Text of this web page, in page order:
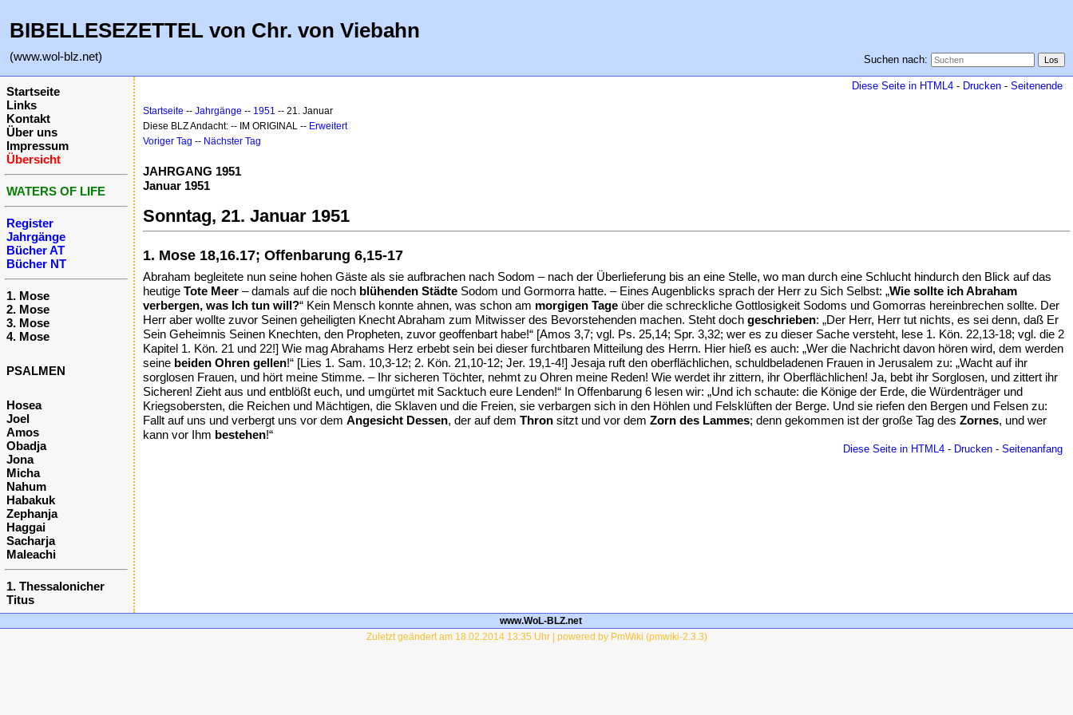
BIBELLESEZETTEL von Chr. von Viebahn
(www.wol-blz.net) Suchen nach:
Startseite
Links
Kontakt
Über uns
Impressum
Übersicht
WATERS OF LIFE
Register
Jahrgänge
Bücher AT
Bücher NT
1. Mose
2. Mose
3. Mose
4. Mose
PSALMEN
Hosea
Joel
Amos
Obadja
Jona
Micha
Nahum
Habakuk
Zephanja
Haggai
Sacharja
Maleachi
1. Thessalonicher
Titus
Diese Seite in HTML4 - Drucken - Seitenende
Startseite -- Jahrgänge -- 1951 -- 21. Januar
Diese BLZ Andacht: -- IM ORIGINAL -- Erweitert
Voriger Tag -- Nächster Tag
JAHRGANG 1951
Januar 1951
Sonntag, 21. Januar 1951
1. Mose 18,16.17; Offenbarung 6,15-17
Abraham begleitete nun seine hohen Gäste als sie aufbrachen nach Sodom – nach der Überlieferung bis an eine Stelle, wo man durch eine Schlucht hindurch den Blick auf das
heutige Tote Meer – damals auf die noch blühenden Städte Sodom und Gormorra hatte. – Eines Augenblicks sprach der Herr zu Sich Selbst: „Wie sollte ich Abraham
verbergen, was Ich tun will?“ Kein Mensch konnte ahnen, was schon am morgigen Tage über die schreckliche Gottlosigkeit Sodoms und Gomorras hereinbrechen sollte. Der
Herr aber wollte zuvor Seinen geheiligten Knecht Abraham zum Mitwisser des Bevorstehenden machen. Steht doch geschrieben: „Der Herr, Herr tut nichts, es sei denn, daß Er
Sein Geheimnis Seinen Knechten, den Propheten, zuvor geoffenbart habe!“ [Amos 3,7; vgl. Ps. 25,14; Spr. 3,32; wer es zu dieser Sache versteht, lese 1. Kön. 22,13-18; vgl. die 2
Kapitel 1. Kön. 21 und 22!] Wie mag Abrahams Herz erbebt sein bei dieser furchtbaren Mitteilung des Herrn. Hier hieß es auch: „Wer die Nachricht davon hören wird, dem werden
seine beiden Ohren gellen!“ [Lies 1. Sam. 10,3-12; 2. Kön. 21,10-12; Jer. 19,1-4!] Jesaja ruft den oberflächlichen, schuldbeladenen Frauen in Jerusalem zu: „Wacht auf ihr
sorglosen Frauen, und hört meine Stimme. – Ihr sicheren Töchter, nehmt zu Ohren meine Reden! Wie werdet ihr zittern, ihr Oberflächlichen! Ja, bebt ihr Sorglosen, und zittert ihr
Sicheren! Zieht aus und entblößt euch, und umgürtet mit Sacktuch eure Lenden!“ In Offenbarung 6 lesen wir: „Und ich schaute: die Könige der Erde, die Würdenträger und
Kriegsobersten, die Reichen und Mächtigen, die Sklaven und die Freien, sie verbargen sich in den Höhlen und Felsklüften der Berge. Und sie riefen den Bergen und Felsen zu:
Fallt auf uns und verbergt uns vor dem Angesicht Dessen, der auf dem Thron sitzt und vor dem Zorn des Lammes; denn gekommen ist der große Tag des Zornes, und wer
kann vor Ihm bestehen!“
Diese Seite in HTML4 - Drucken - Seitenanfang
www.WoL-BLZ.net
Zuletzt geändert am 18.02.2014 13:35 Uhr | powered by PmWiki (pmwiki-2.3.3)